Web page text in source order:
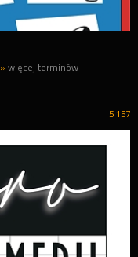
»więcej terminów
5 157